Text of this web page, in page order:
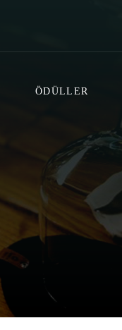
ÖDÜLLER